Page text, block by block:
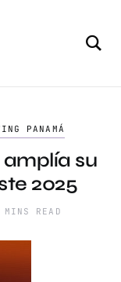
PANAMÁ
su
2025
MINS READ